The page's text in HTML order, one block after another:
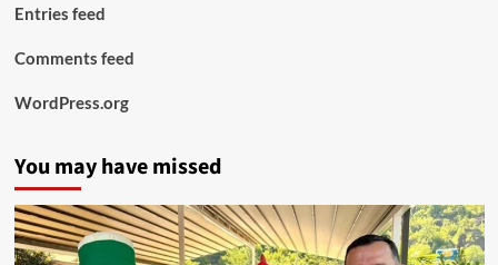
Entries feed
Comments feed
WordPress.org
You may have missed